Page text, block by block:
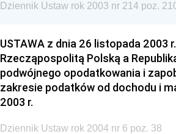
Dziennik Ustaw rok 2003 nr 214 poz.
USTAWA z dnia 26 listopada 2003
Rzecząpospolitą Polską a
podwójnego opodatkowania i
zakresie podatków od dochodu i
2003 r.
Dziennik Ustaw rok 2004 nr 6 poz. 38